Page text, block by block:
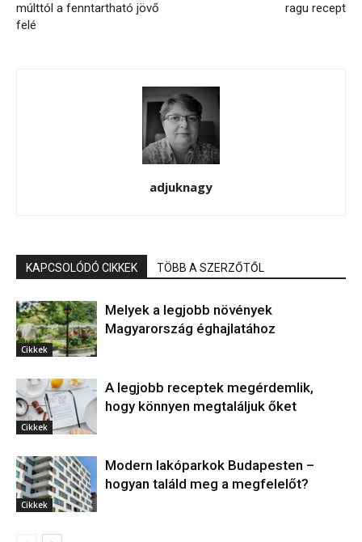
múlttól a fenntartható jövő
felé
ragu recept
adjuknagy
KAPCSOLÓDÓ CIKKEK TÖBB A SZERZŐTŐL
Cikkek
Melyek a legjobb növények
Magyarország éghajlatához
Cikkek
A legjobb receptek megérdemlik,
hogy könnyen megtaláljuk őket
Cikkek
Modern lakóparkok Budapesten –
hogyan találd meg a megfelelőt?